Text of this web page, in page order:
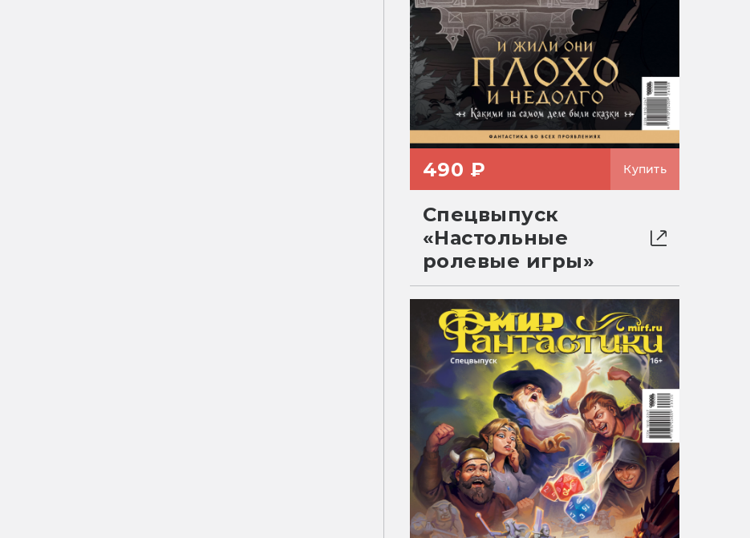
490 ₽ Купить
Спецвыпуск
«Настольные
ролевые игры»